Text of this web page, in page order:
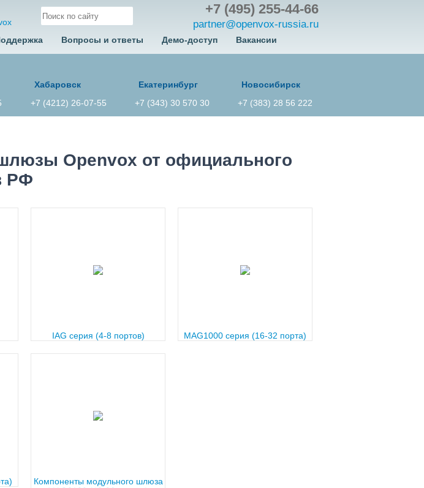
+7 (495) 255-44-66
partner@openvox-russia.ru
Вопросы и ответы Демо-доступ Вакансии
Хабаровск
+7 (4212) 26-07-55
Екатеринбург
+7 (343) 30 570 30
Новосибирск
+7 (383) 28 56 222
Openvox от официального
РФ
IAG серия (4-8 портов) MAG1000 серия (16-32 порта)
Компоненты модульного шлюза